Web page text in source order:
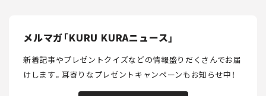
メルマガ「KURU KURAニュース」
新着記事やプレゼントクイズなどの情報盛りだくさんでお届
けします。耳寄りなプレゼントキャンペーンもお知らせ中！